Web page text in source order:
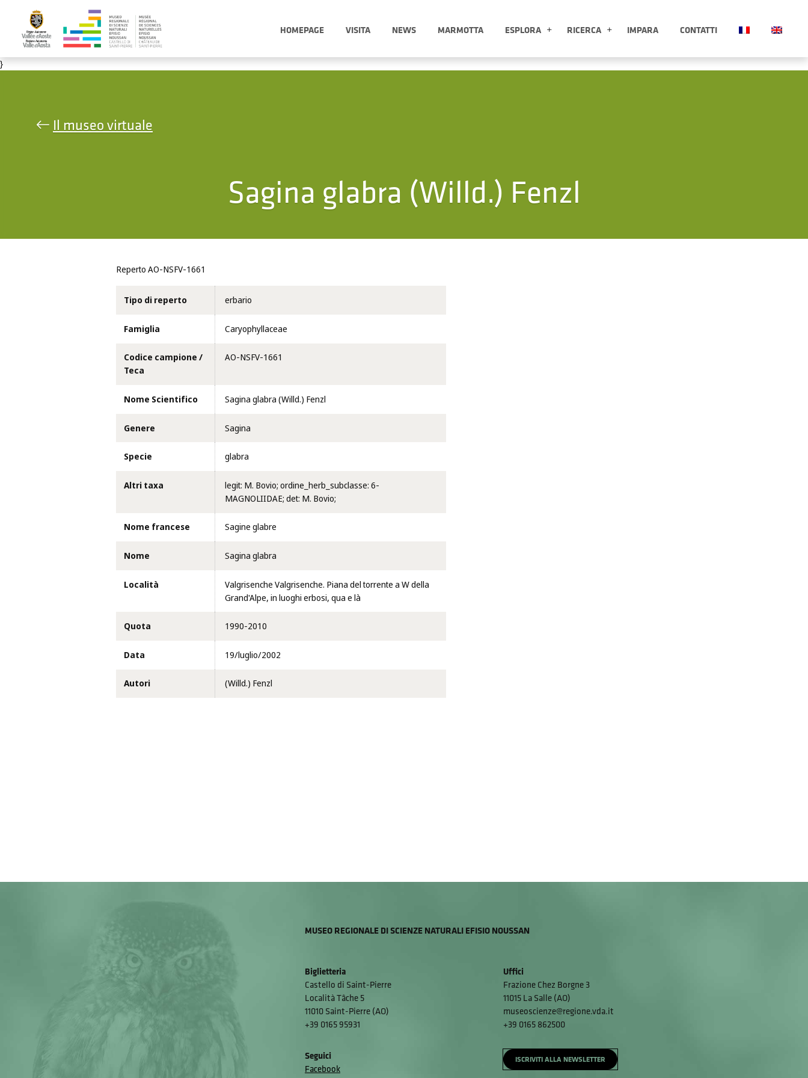
HOMEPAGE VISITA NEWS MARMOTTA ESPLORA RICERCA IMPARA CONTATTI
}
Il museo virtuale
Sagina glabra (Willd.) Fenzl
Reperto AO-NSFV-1661
Tipo di reperto erbario
Famiglia Caryophyllaceae
Codice campione /
Teca
AO-NSFV-1661
Nome Scientifico Sagina glabra (Willd.) Fenzl
Genere Sagina
Specie glabra
Altri taxa
legit: M. Bovio; ordine_herb_subclasse: 6-
MAGNOLIIDAE; det: M. Bovio;
Nome francese Sagine glabre
Nome Sagina glabra
Località
Valgrisenche Valgrisenche. Piana del torrente a W della
Grand'Alpe, in luoghi erbosi, qua e là
Quota 1990-2010
Data 19/luglio/2002
Autori (Willd.) Fenzl
MUSEO REGIONALE DI SCIENZE NATURALI EFISIO NOUSSAN
Biglietteria
Castello di Saint-Pierre
Località Tâche 5
11010 Saint-Pierre (AO)
+39 0165 95931
Uffici
Frazione Chez Borgne 3
11015 La Salle (AO)
museoscienze@regione.vda.it
+39 0165 862500
Seguici
Facebook
ISCRIVITI ALLA NEWSLETTER